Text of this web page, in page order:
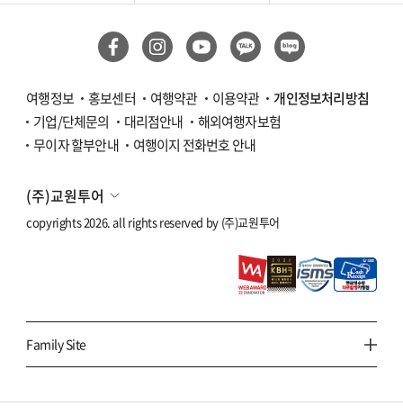
라오스
필리핀
인도네시아
여행정보 홍보센터 여행약관 이용약관
개인정보처리방침
기업/단체문의
대리점안내
해외여행자보험
무이자 할부안내
여행이지 전화번호 안내
(주)교원투어
copyrights 2026. all rights reserved by (주)교원투어
Family Site